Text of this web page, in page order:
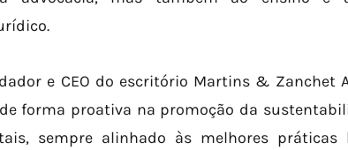
e CEO do escritório Martins & Zanchet
forma proativa na promoção da
sempre alinhado às melhores práticas